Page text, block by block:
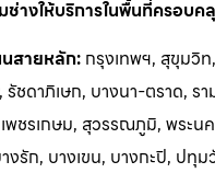
างให้บริการในพื้นที่ครอบค
สายหลัก: กรุงเทพฯ, สุขุมวิท
รัชดาภิเษก, บางนา-ตราด, ร
พชรเกษม, สุวรรณภูมิ, พระน
งรัก, บางเขน, บางกะปิ, ปทุม